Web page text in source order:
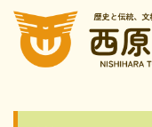
メニ